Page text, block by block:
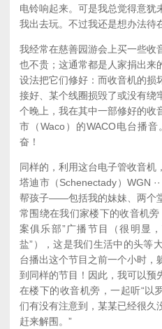
电铃响起来。可是我总觉得意犹
我出去玩。不过我还是想办法待
我经常在慈善园游会上买一些收
也不贵；这通常都是人家捐出来
设法把它们修好：而收音机的损
接好、某个线圈损毁了或没有绕
个晚上，我在其中一部修好的收
市（Waco）的WACO电台播
奋！
同样的，利用这台电子管收音机
塔迪市（Schenectady）WGN
帮孩子——包括我的妹妹、两个
常围绕在我们家楼下的收音机
案俱乐部”广播节目（很明显
盐”），这是我们生活中的头等
台播出这个节目之前一个小时，
到同样的节目！因此，我可以预
在楼下的收音机旁，一起听“以
们有没有注意到，某某已经很久
赶来解围。”